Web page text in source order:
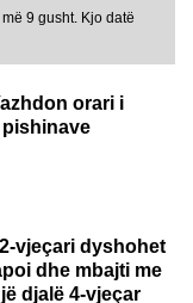
9 gusht. Kjo datë
orari i
vjeçari dyshohet
dhe mbajti me
djalë 4-vjeçar